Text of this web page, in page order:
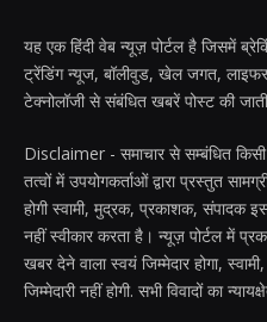
यह एक हिंदी वेब न्यूज़ पोर्टल है जिसमें
ट्रेंडिंग न्यूज, बॉलीवुड, खेल जगत,
टेक्नोलॉजी से संबंधित खबरें पोस्ट की
Disclaimer - समाचार से सम्बंधित
तत्वों में उपयोगकर्ताओं द्वारा प्रस्तुत
होगी स्वामी, मुद्रक, प्रकाशक, संपादक
नहीं स्वीकार करता है। न्यूज़ पोर्टल में
खबर देने वाला स्वयं जिम्मेदार होगा,
जिम्मेदारी नहीं होगी. सभी विवादों का